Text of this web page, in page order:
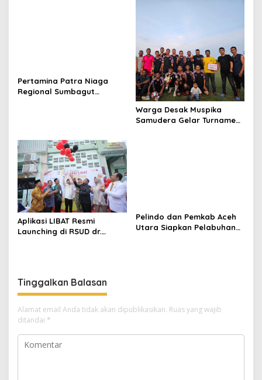
Pertamina Patra Niaga
Regional Sumbagut
Warga Desak Muspika
Samudera Gelar Turnamen
Aplikasi LIBAT Resmi
Launching di RSUD dr.
Pelindo dan Pemkab Aceh
Utara Siapkan Pelabuhan
Tinggalkan Balasan
Alamat email Anda tidak akan dipublikasikan. Ruas yang wajib
ditandai *